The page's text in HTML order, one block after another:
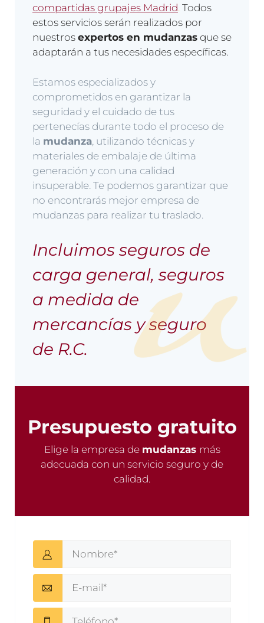
compartidas grupajes Madrid. Todos
estos servicios serán realizados por
nuestros expertos en mudanzas que se
adaptarán a tus necesidades específicas.
Estamos especializados y
comprometidos en garantizar la
seguridad y el cuidado de tus
pertenecías durante todo el proceso de
la mudanza, utilizando técnicas y
materiales de embalaje de última
generación y con una calidad
insuperable. Te podemos garantizar que
no encontrarás mejor empresa de
mudanzas para realizar tu traslado.
Incluimos seguros de
carga general, seguros
a medida de
mercancías y seguro
de R.C.
Presupuesto gratuito
Elige la empresa de mudanzas más
adecuada con un servicio seguro y de
calidad.